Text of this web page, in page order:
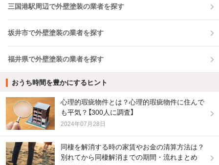
三国港駅周辺で外壁塗装の業者を探す
坂井市で外壁塗装の業者を探す
福井県で外壁塗装の業者を探す
おうち時間を豊かにするヒント
心理的瑕疵物件とは？心理的瑕疵物件に住んで
も平気？【300人に調査】
2024年07月28日
同棲を解消する時の家賃やお金の清算方法は？
別れてから同棲解消までの期間・流れまとめ